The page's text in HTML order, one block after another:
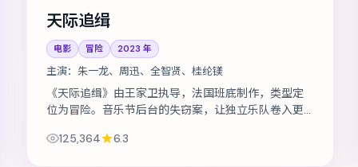
天际追缉
电影 冒险 2023 年
主演： 朱一龙、周迅、全智贤、桂纶镁
《天际追缉》由王家卫执导，法国班底制作，类型定
位为冒险。音乐节后台的失窃案，让独立乐队卷入更
层次丰富。节奏层层推进，伏笔在第三幕...
125,364 6.3